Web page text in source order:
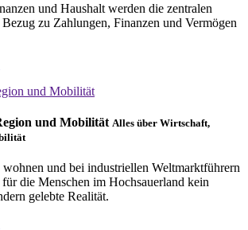
und Haushalt werden die zentralen
zu Zahlungen, Finanzen und Vermögen
und Mobilität
und Mobilität Alles über Wirtschaft,
und bei industriellen Weltmarktführern
die Menschen im Hochsauerland kein
gelebte Realität.